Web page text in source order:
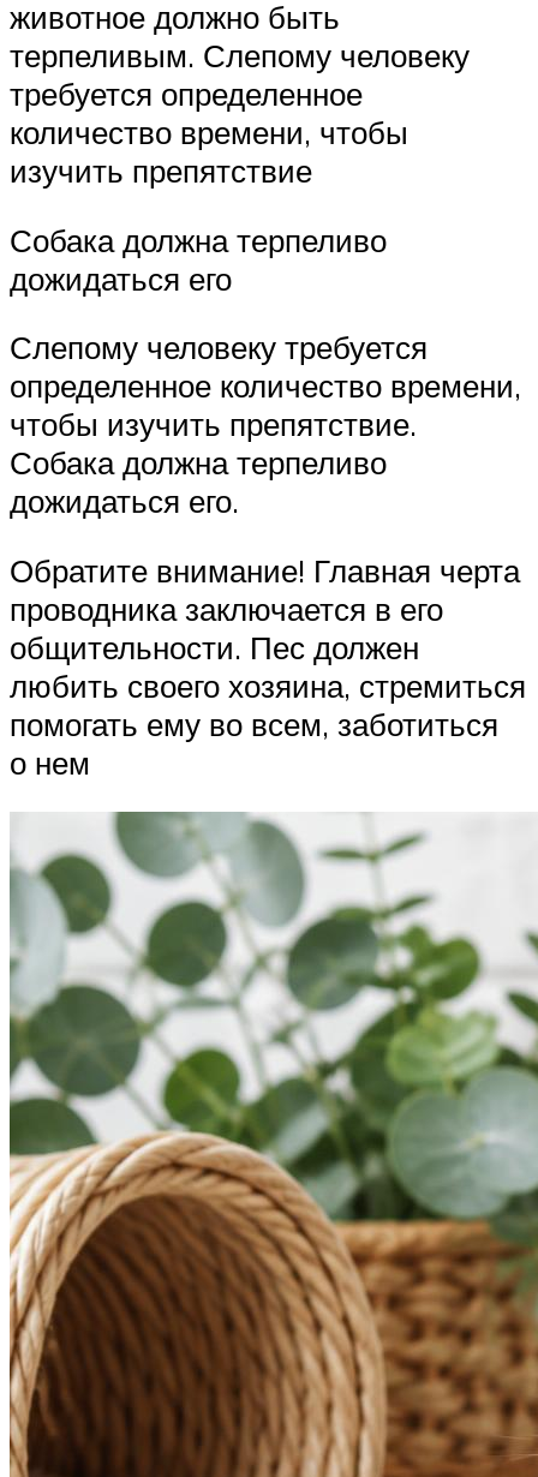
животное должно быть
терпеливым. Слепому человеку
требуется определенное
количество времени, чтобы
изучить препятствие
Собака должна терпеливо
дожидаться его
Слепому человеку требуется
определенное количество времени,
чтобы изучить препятствие.
Собака должна терпеливо
дожидаться его.
Обратите внимание! Главная черта
проводника заключается в его
общительности. Пес должен
любить своего хозяина, стремиться
помогать ему во всем, заботиться
о нем